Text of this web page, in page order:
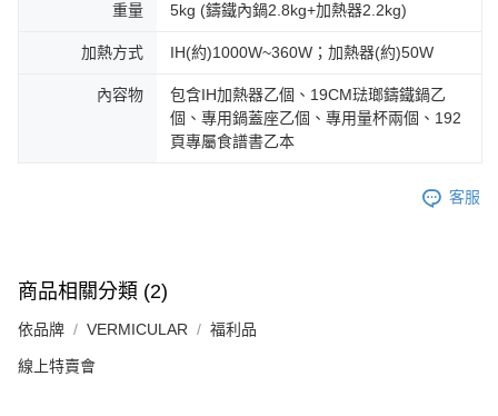
重量 5kg (鑄鐵內鍋2.8kg+加熱器2.2kg)
加熱方式 IH(約)1000W~360W；加熱器(約)50W
內容物
包含IH加熱器乙個、19CM琺瑯鑄鐵鍋乙
個、專用鍋蓋座乙個、專用量杯兩個、192
頁專屬食譜書乙本
客服
商品相關分類 (2)
依品牌 VERMICULAR 福利品
線上特賣會